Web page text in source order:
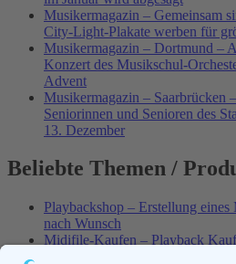
Musikermagazin – Gemeinsam
City-Light-Plakate werben für
Musikermagazin – Dortmund –
Konzert des Musikschul-
Advent
Musikermagazin – Saarbrücken
Seniorinnen und Senioren des
13. Dezember
Beliebte Themen /
Playbackshop – Erstellung
nach Wunsch
Midifile-Kaufen – Playback